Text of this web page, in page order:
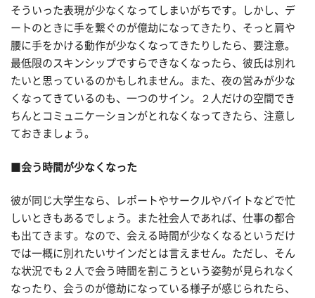
そういった表現が少なくなってしまいがちです。しかし、デ
ートのときに手を繋ぐのが億劫になってきたり、そっと肩や
腰に手をかける動作が少なくなってきたりしたら、要注意。
最低限のスキンシップですらできなくなったら、彼氏は別れ
たいと思っているのかもしれません。また、夜の営みが少な
くなってきているのも、一つのサイン。２人だけの空間でき
ちんとコミュニケーションがとれなくなってきたら、注意し
ておきましょう。
■会う時間が少なくなった
彼が同じ大学生なら、レポートやサークルやバイトなどで忙
しいときもあるでしょう。また社会人であれば、仕事の都合
も出てきます。なので、会える時間が少なくなるというだけ
では一概に別れたいサインだとは言えません。ただし、そん
な状況でも２人で会う時間を割こうという姿勢が見られなく
なったり、会うのが億劫になっている様子が感じられたら、